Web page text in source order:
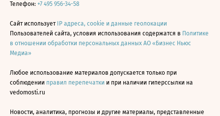
Телефон: +7 495 956-34-58
Сайт использует IP адреса, cookie и данные геолокации
Пользователей сайта, условия использования содержатся в Политике
в отношении обработки персональных данных АО «Бизнес Ньюс
Медиа»
Любое использование материалов допускается только при
соблюдении правил перепечатки и при наличии гиперссылки на
vedomosti.ru
Новости, аналитика, прогнозы и другие материалы, представленные